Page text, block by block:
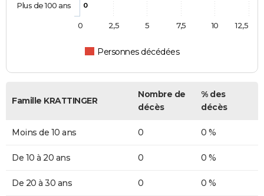
0
Personnes décédées
Plus de 100 ans
0 10
2,5 5 7,5 12,5
Famille KRATTINGER
Nombre de
décès
% des
décès
Moins de 10 ans 0 0 %
De 10 à 20 ans 0 0 %
De 20 à 30 ans 0 0 %